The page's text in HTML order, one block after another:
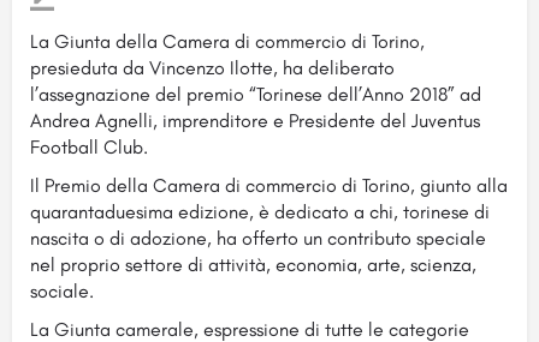
La Giunta della Camera di commercio di Torino,
presieduta da Vincenzo Ilotte, ha deliberato
l’assegnazione del premio “Torinese dell’Anno 2018” ad
Andrea Agnelli, imprenditore e Presidente del Juventus
Football Club.
Il Premio della Camera di commercio di Torino, giunto alla
quarantaduesima edizione, è dedicato a chi, torinese di
nascita o di adozione, ha offerto un contributo speciale
nel proprio settore di attività, economia, arte, scienza,
sociale.
La Giunta camerale, espressione di tutte le categorie